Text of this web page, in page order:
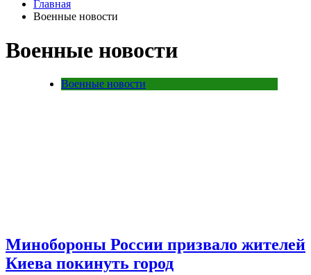
Главная
Военные новости
Военные новости
Военные новости
Минобороны России призвало жителей
Киева покинуть город